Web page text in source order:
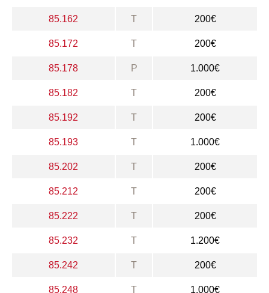
85.162 T 200€
85.172 T 200€
85.178 P 1.000€
85.182 T 200€
85.192 T 200€
85.193 T 1.000€
85.202 T 200€
85.212 T 200€
85.222 T 200€
85.232 T 1.200€
85.242 T 200€
85.248 T 1.000€